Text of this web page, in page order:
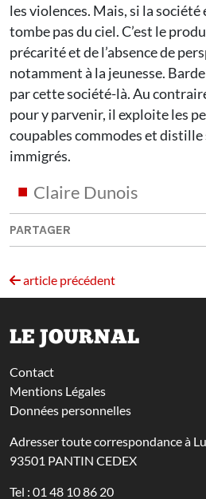
les violences. Mais, si la
tombe pas du ciel. C’est le
précarité et de l’absence de
notamment à la jeunesse.
par cette société-là. Au
pour y parvenir, il exploite les
coupables commodes et
immigrés.
Claire Dunois
PARTAGER
article précédent
LE JOURNAL
Contact
Mentions Légales
Données personnelles
Adresser toute correspondance à
93501 PANTIN CEDEX
Tel : 01 48 10 86 20